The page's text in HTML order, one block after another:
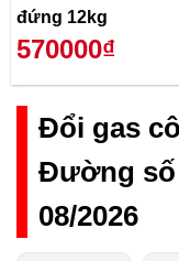
đứng 12kg
570000₫
Đổi gas
Đường số
08/2026